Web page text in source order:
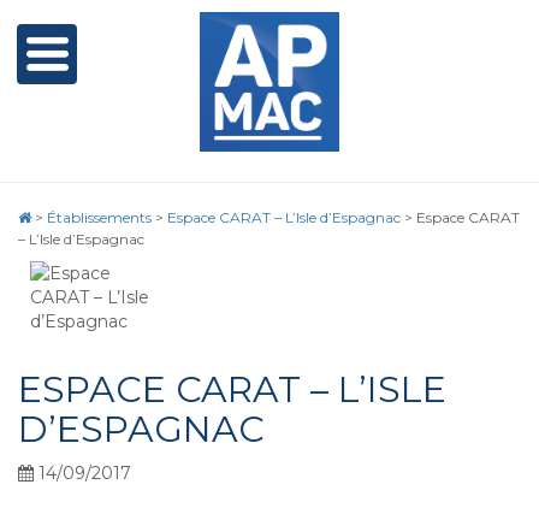
> Établissements > Espace CARAT – L’Isle d’Espagnac > Espace CARAT
– L’Isle d’Espagnac
ESPACE CARAT – L’ISLE
D’ESPAGNAC
14/09/2017